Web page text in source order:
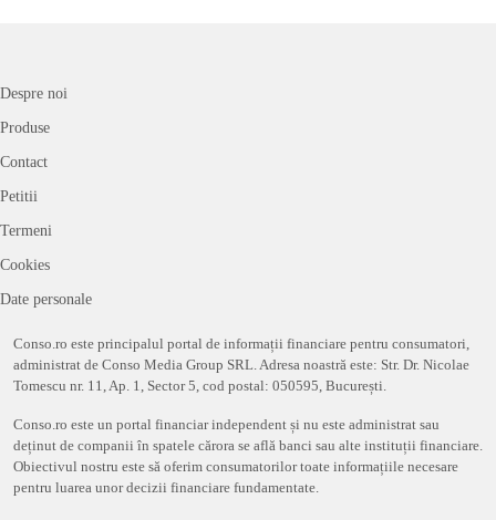
Despre noi
Produse
Contact
Petitii
Termeni
Cookies
Date personale
Conso.ro este principalul portal de informații financiare pentru consumatori,
administrat de Conso Media Group SRL. Adresa noastră este: Str. Dr. Nicolae
Tomescu nr. 11, Ap. 1, Sector 5, cod postal: 050595, București.
Conso.ro este un portal financiar independent și nu este administrat sau
deținut de companii în spatele cărora se află banci sau alte instituții financiare.
Obiectivul nostru este să oferim consumatorilor toate informațiile necesare
pentru luarea unor decizii financiare fundamentate.